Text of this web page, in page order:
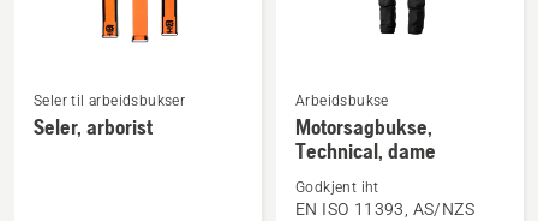
Se
flere
Seler til arbeidsbukser
Seler, arborist
Se
flere
detaljer
om
Motorsagbukse,
Arbeidsbukse
Motorsagbukse,
Technical, dame
Godkjent iht
EN ISO 11393, AS/NZS